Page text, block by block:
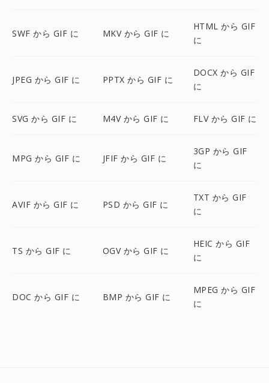
SWF から GIF に MKV から GIF に
HTML から GIF
に
JPEG から GIF に PPTX から GIF に
DOCX から GIF
に
SVG から GIF に M4V から GIF に FLV から GIF に
MPG から GIF に JFIF から GIF に
3GP から GIF
に
AVIF から GIF に PSD から GIF に
TXT から GIF
に
TS から GIF に OGV から GIF に
HEIC から GIF
に
DOC から GIF に BMP から GIF に
MPEG から GIF
に